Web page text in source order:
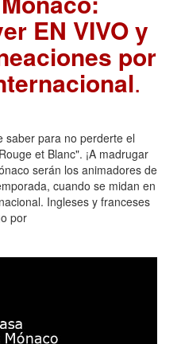
EN VIVO y
por
.
saber para no perderte el
et Blanc". ¡A madrugar
serán los animadores de
cuando se midan en
Ingleses y franceses
por